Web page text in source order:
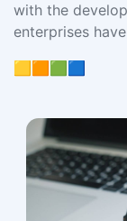
with the
enterprises
🟨🟧🟩🟦